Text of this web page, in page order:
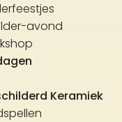
avond
Keramiek